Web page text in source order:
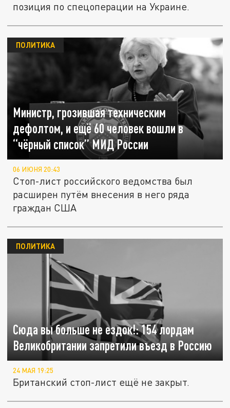
позиция по спецоперации на Украине.
Министр, грозившая техническим
дефолтом, и ещё 60 человек вошли в
“чёрный список” МИД России
ПОЛИТИКА
06 ИЮНЯ 20:43
Стоп-лист российского ведомства был
расширен путём внесения в него ряда
граждан США
Сюда вы больше не ездок!: 154 лордам
Великобритании запретили въезд в Россию
ПОЛИТИКА
24 МАЯ 19:25
Британский стоп-лист ещё не закрыт.